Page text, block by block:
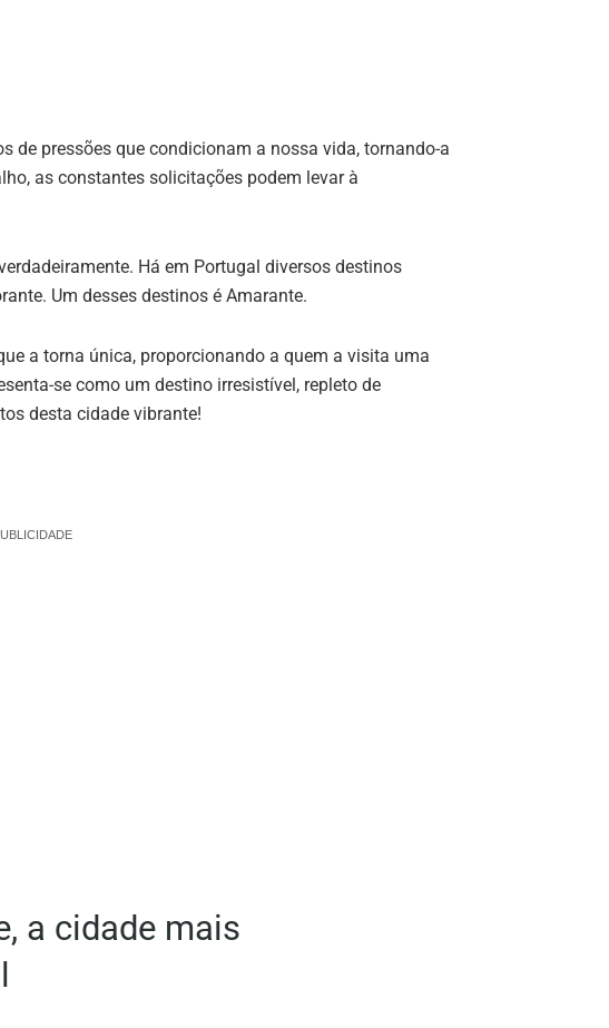
de pressões que condicionam a nossa vida, tornando-a
as constantes solicitações podem levar à
Há em Portugal diversos destinos
Um desses destinos é Amarante.
a torna única, proporcionando a quem a visita uma
se como um destino irresistível, repleto de
desta cidade vibrante!
a cidade mais